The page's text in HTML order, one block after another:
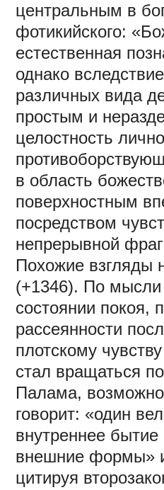
центральным в
фотикийского:
естественная
однако
различных вида
простым и
целостность
в область
поверхностным
посредством
непрерывной
Похожие взгляды
(+1346). По мысли
состоянии покоя,
рассеянности
плотскому
стал вращаться
Палама,
говорит: «один
внутреннее
внешние формы»
цитируя